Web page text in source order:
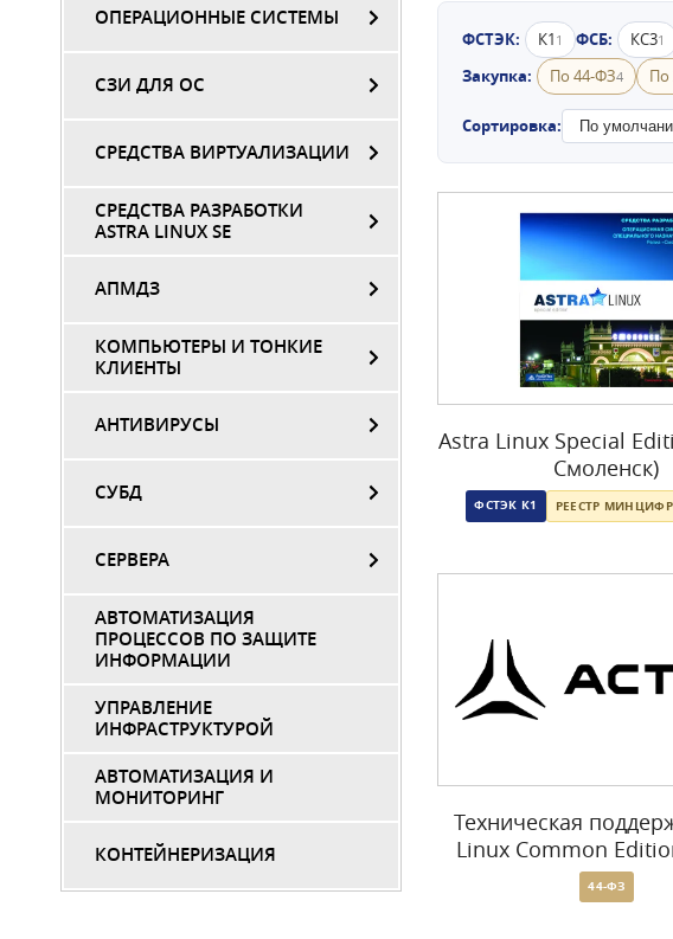
ОПЕРАЦИОННЫЕ СИСТЕМЫ
СЗИ ДЛЯ ОС
СРЕДСТВА ВИРТУАЛИЗАЦИИ
СРЕДСТВА РАЗРАБОТКИ
ASTRA LINUX SE
АПМДЗ
КОМПЬЮТЕРЫ И ТОНКИЕ
КЛИЕНТЫ
АНТИВИРУСЫ
СУБД
СЕРВЕРА
АВТОМАТИЗАЦИЯ
ПРОЦЕССОВ ПО ЗАЩИТЕ
ИНФОРМАЦИИ
УПРАВЛЕНИЕ
ИНФРАСТРУКТУРОЙ
АВТОМАТИЗАЦИЯ И
МОНИТОРИНГ
КОНТЕЙНЕРИЗАЦИЯ
ФСТЭК: К1 1 ФСБ: КС31
Закупка: По 44-ФЗ4 По
Сортировка:
Astra Linux Special
Смоленск)
ФСТЭК К1 РЕЕСТР
Техническая
Linux Common
Орел)
44-ФЗ